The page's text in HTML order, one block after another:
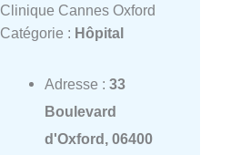
Clinique Cannes Oxford
Catégorie : Hôpital
Adresse : 33
Boulevard
d'Oxford, 06400